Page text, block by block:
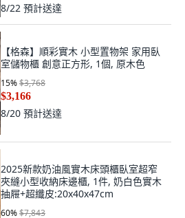
8/22 預計送達
【格森】順彩實木 小型置物架 家用臥
室儲物櫃 創意正方形, 1個, 原木色
15%$3,768
$3,166
8/20 預計送達
2025新款奶油風實木床頭櫃臥室超窄
夾縫小型收納床邊櫃, 1件, 奶白色實木
抽屜+超纖皮:20x40x47cm
60%$7,843